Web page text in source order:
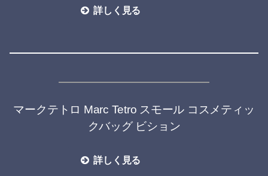
詳しく見る
マークテトロ Marc Tetro スモール コスメティッ
クバッグ ビション
詳しく見る